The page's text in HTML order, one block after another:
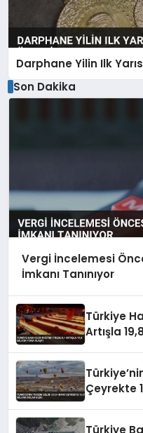
Darphane Yilin Ilk
Son Dakika
Vergi İncelemesi
İmkanı Tanınıyor
Türkiye
Artışla
Çeyrekte
Türkiye